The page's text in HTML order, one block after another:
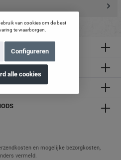
en mogelijke bezorgkosten,
vermeld.
van cookies om de best
te waarborgen.
Configureren
alle cookies